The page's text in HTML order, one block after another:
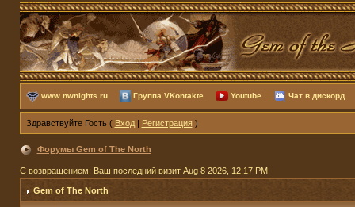
www.nwnights.ru Группа VKontakte Youtube Чат в дискорд
Здравствуйте Гость ( Вход| Регистрация)
Форумы Gem of The North
С возвращением; Ваш последний визит Aug 8 2026, 12:17 PM
Gem of The North